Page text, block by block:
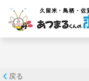
久留米・鳥栖・佐
戻る